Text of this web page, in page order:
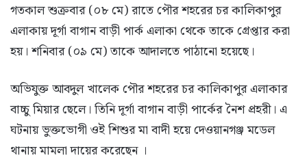
গতকাল শুক্রবার (০৮ মে) রাতে পৌর শহরের চর কালিকাপুর
এলাকায় দূর্গা বাগান বাড়ী পার্ক এলাকা থেকে তাকে গ্রেপ্তার করা
হয়। শনিবার (০৯ মে) তাকে আদালতে পাঠানো হয়েছে।
অভিযুক্ত আবদুল খালেক পৌর শহরের চর কালিকাপুর এলাকার
বাচ্চু মিয়ার ছেলে। তিনি দূর্গা বাগান বাড়ী পার্কের নৈশ প্রহরী। এ
ঘটনায় ভুক্তভোগী ওই শিশুর মা বাদী হয়ে দেওয়ানগঞ্জ মডেল
থানায় মামলা দায়ের করেছেন ।